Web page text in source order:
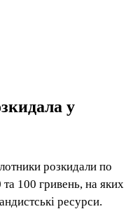
у
розкидали по
100 гривень, на яких
ресурси.